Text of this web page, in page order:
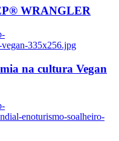
WRANGLER
335x256.jpg
na cultura Vegan
enoturismo-soalheiro-